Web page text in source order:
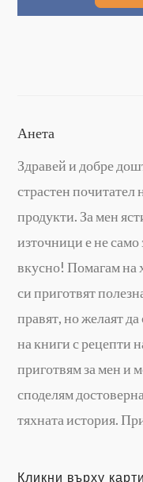
Анета
Здравей и добре
страстен почитател
продукти. За мен
източници е не
вкусно! Помагам на
си приготвят
правят, но желаят
на книги с рецепти
приготвям за мен и
споделям
тяхната история.
Кликни върху